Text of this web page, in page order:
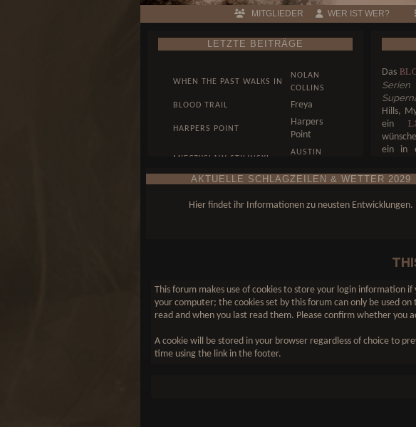
MITGLIEDER WER IST WER?
LETZTE BEITRÄGE
WHEN THE PAST WALKS IN
NOLAN
COLLINS
BLOOD TRAIL
Freya
HARPERS POINT
Harpers
Point
MIECZYSLAW STILINSKI
AUSTIN
WUNST, DENN KUNST AUSTIN
Das
Hills,
ein
ein in
auf
retten
AKTUELLE SCHLAGZEILEN & WETTER 2029
Hier findet ihr Informationen zu neusten Entwicklungen.
This forum makes use of cookies to store your login information
your computer; the cookies set by this forum can only be used
read and when you last read them. Please confirm whether you
A cookie will be stored in your browser regardless of choice to
time using the link in the footer.